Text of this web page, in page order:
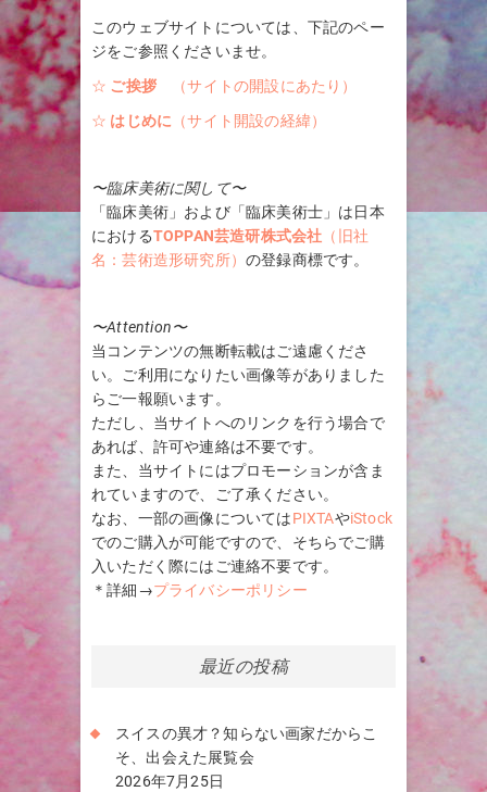
このウェブサイトについては、下記のペー
ジをご参照くださいませ。
☆ ご挨拶
（サイトの開設にあたり）
☆ はじめに （サイト開設の経緯）
〜臨床美術に関して〜
「臨床美術」および「臨床美術士」は日本
におけるTOPPAN芸造研株式会社 （旧社
名：芸術造形研究所） の登録商標です。
〜Attention〜
当コンテンツの無断転載はご遠慮くださ
い。ご利用になりたい画像等がありました
らご一報願います。
ただし、当サイトへのリンクを行う場合で
あれば、許可や連絡は不要です。
また、当サイトにはプロモーションが含ま
れていますので、ご了承ください。
なお、一部の画像についてはPIXTAやiStock
でのご購入が可能ですので、そちらでご購
入いただく際にはご連絡不要です。
＊詳細→プライバシーポリシー
最近の投稿
スイスの異才？知らない画家だからこ
そ、出会えた展覧会
2026年7月25日